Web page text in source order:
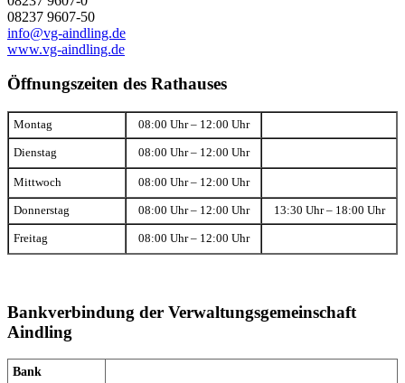
08237 9607-50
info@vg-aindling.de
www.vg-aindling.de
Öffnungszeiten des Rathauses
Montag 08:00 Uhr – 12:00 Uhr
Dienstag 08:00 Uhr – 12:00 Uhr
Mittwoch 08:00 Uhr – 12:00 Uhr
Donnerstag 08:00 Uhr – 12:00 Uhr 13:30 Uhr – 18:00 Uhr
Freitag 08:00 Uhr – 12:00 Uhr
Bankverbindung der Verwaltungsgemeinschaft
Aindling
Bank